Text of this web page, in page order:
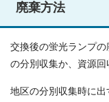
廃棄方法
交換後の蛍光ランプ
の分別収集か、資源回
地区の分別収集時に